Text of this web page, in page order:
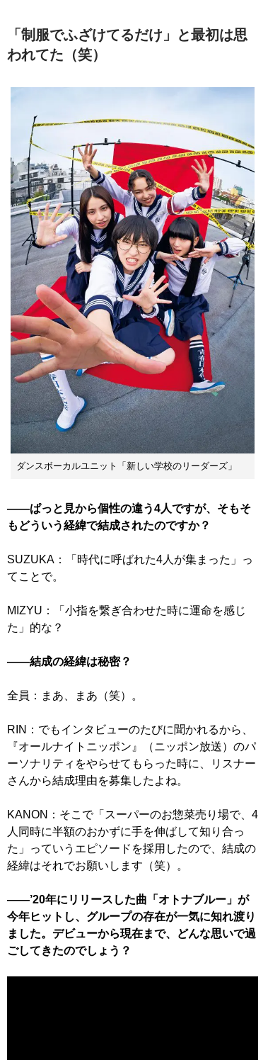
「制服でふざけてるだけ」と最初は思
われてた（笑）
ダンスボーカルユニット「新しい学校のリーダーズ」
――ぱっと見から個性の違う4人ですが、そもそ
もどういう経緯で結成されたのですか？
SUZUKA：「時代に呼ばれた4人が集まった」っ
てことで。
MIZYU：「小指を繋ぎ合わせた時に運命を感じ
た」的な？
――結成の経緯は秘密？
全員：まあ、まあ（笑）。
RIN：でもインタビューのたびに聞かれるから、
『オールナイトニッポン』（ニッポン放送）のパ
ーソナリティをやらせてもらった時に、リスナー
さんから結成理由を募集したよね。
KANON：そこで「スーパーのお惣菜売り場で、4
人同時に半額のおかずに手を伸ばして知り合っ
た」っていうエピソードを採用したので、結成の
経緯はそれでお願いします（笑）。
――’20年にリリースした曲「オトナブルー」が
今年ヒットし、グループの存在が一気に知れ渡り
ました。デビューから現在まで、どんな思いで過
ごしてきたのでしょう？